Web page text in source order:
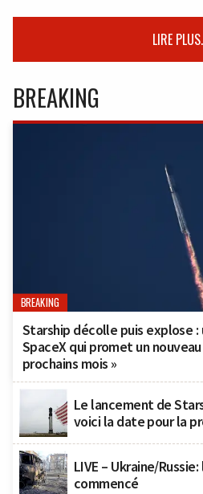
LIRE
BREAKING
BREAKING
Starship décolle puis explose
SpaceX qui promet un
prochains mois »
Le lancement de
voici la date pour la
LIVE – Ukraine/
commencé